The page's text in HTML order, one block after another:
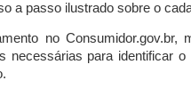
a passo ilustrado sobre o
no
necessárias para identificar